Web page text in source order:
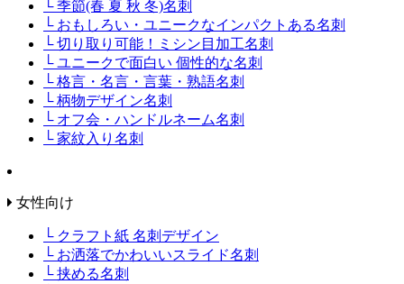
└ 季節(春 夏 秋 冬)名刺
└ おもしろい・ユニークなインパクトある名刺
└ 切り取り可能！ミシン目加工名刺
└ ユニークで面白い 個性的な名刺
└ 格言・名言・言葉・熟語名刺
└ 柄物デザイン名刺
└ オフ会・ハンドルネーム名刺
└ 家紋入り名刺
女性向け
└ クラフト紙 名刺デザイン
└ お洒落でかわいいスライド名刺
└ 挟める名刺